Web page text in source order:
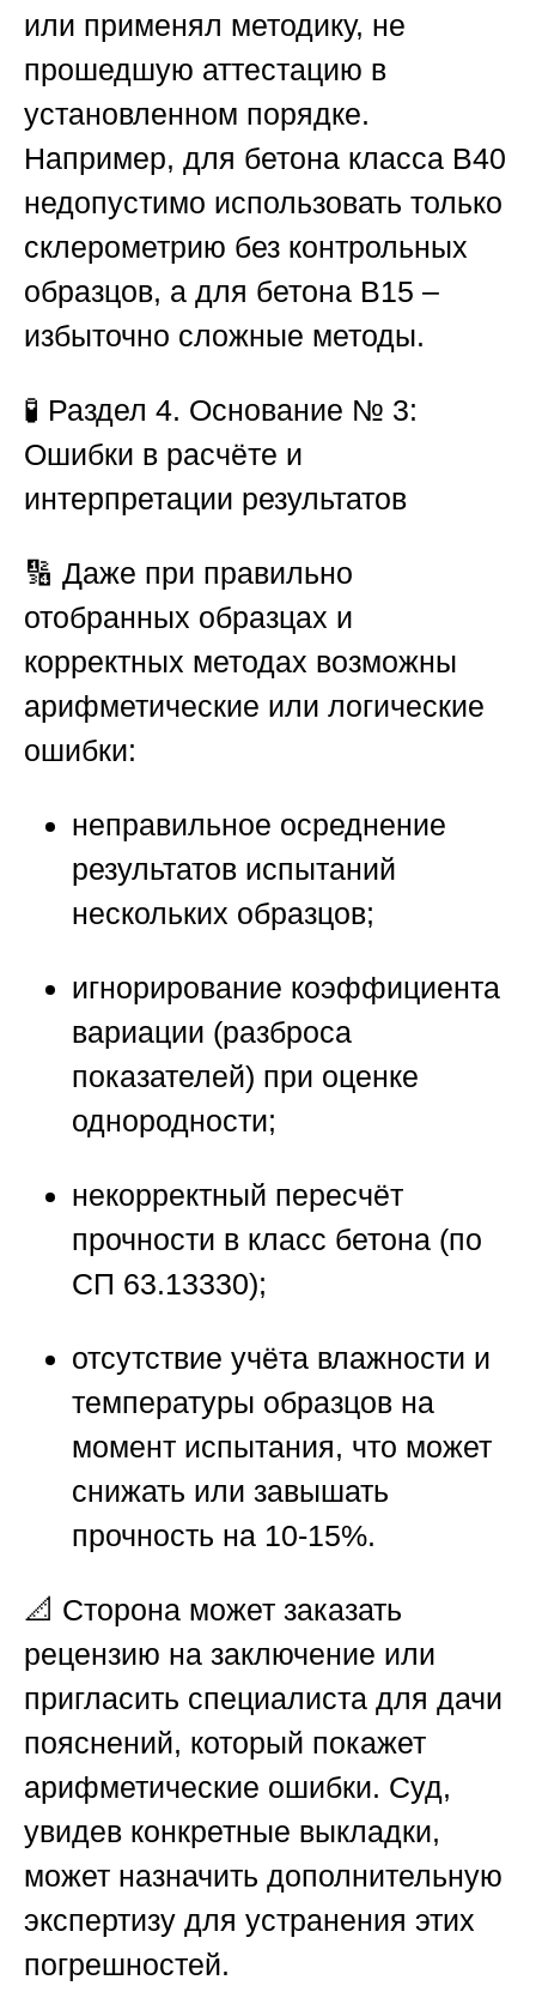
или применял методику, не
прошедшую аттестацию в
установленном порядке.
Например, для бетона класса В40
недопустимо использовать только
склерометрию без контрольных
образцов, а для бетона В15 –
избыточно сложные методы.
🧪 Раздел 4. Основание № 3:
Ошибки в расчёте и
интерпретации результатов
🔢 Даже при правильно
отобранных образцах и
корректных методах возможны
арифметические или логические
ошибки:
неправильное осреднение
результатов испытаний
нескольких образцов;
игнорирование коэффициента
вариации (разброса
показателей) при оценке
однородности;
некорректный пересчёт
прочности в класс бетона (по
СП 63.13330);
отсутствие учёта влажности и
температуры образцов на
момент испытания, что может
снижать или завышать
прочность на 10-15%.
📐 Сторона может заказать
рецензию на заключение или
пригласить специалиста для дачи
пояснений, который покажет
арифметические ошибки. Суд,
увидев конкретные выкладки,
может назначить дополнительную
экспертизу для устранения этих
погрешностей.